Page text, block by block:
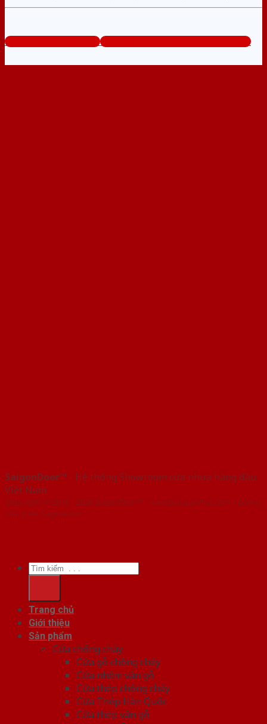
www.sieuthicuanhua.net Tổng đài tư vấn miễn phí: 0824.400.400
SaigonDoor™ - Hệ thống Showroom cửa nhựa hàng đầu
Việt Nam
Copyright ⓒ 2016 – 2026 SaigonDoor™ - www.bancuanhua.com | Đơn vị
chủ quản SaigonDoor
Tìm
kiếm:
Trang chủ
Giới thiệu
Sản phẩm
Cửa chống cháy
Cửa gỗ chống cháy
Cửa nhôm vân gỗ
Cửa thép chống cháy
Cửa Thép Hàn Quốc
Cửa thép vân gỗ